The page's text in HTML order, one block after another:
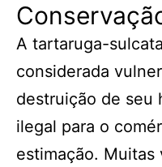
A tartaruga-
considerada
destruição de seu
ilegal para o
estimação. Muitas